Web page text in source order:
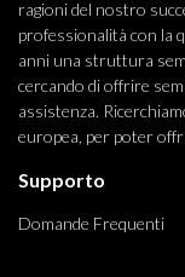
ragioni del nostro
professionalità con la
anni una struttura
cercando di offrire
assistenza.
europea, per poter
Supporto
Domande Frequenti